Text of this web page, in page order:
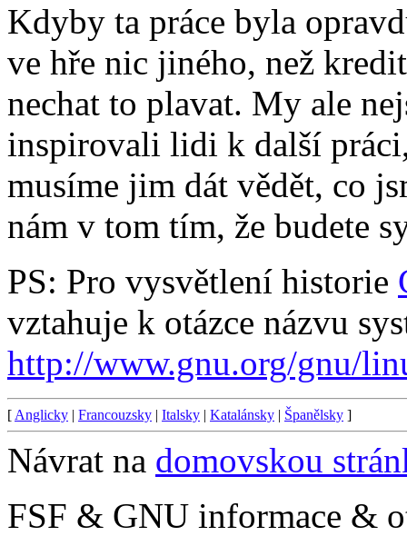
Kdyby ta práce byla
ve hře nic jiného, než
nechat to plavat. My ale
inspirovali lidi k další
musíme jim dát vědět, co
nám v tom tím, že budete
PS: Pro vysvětlení historie
vztahuje k otázce názvu
http://www.gnu.org/gnu/
[ Anglicky | Francouzsky | Italsky | Katalánsky | Španělsky ]
Návrat na domovskou
FSF & GNU informace &